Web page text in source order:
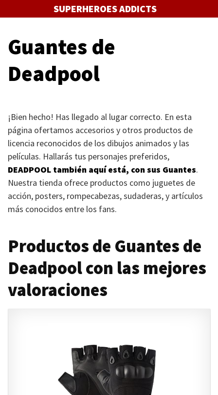
al
SUPERHEROES ADDICTS
Guantes de
Deadpool
¡Bien hecho! Has llegado al lugar correcto. En esta
página ofertamos accesorios y otros productos de
licencia reconocidos de los dibujos animados y las
películas. Hallarás tus personajes preferidos,
DEADPOOL también aquí está, con sus Guantes.
Nuestra tienda ofrece productos como juguetes de
acción, posters, rompecabezas, sudaderas, y artículos
más conocidos entre los fans.
Productos de Guantes de
Deadpool con las mejores
valoraciones